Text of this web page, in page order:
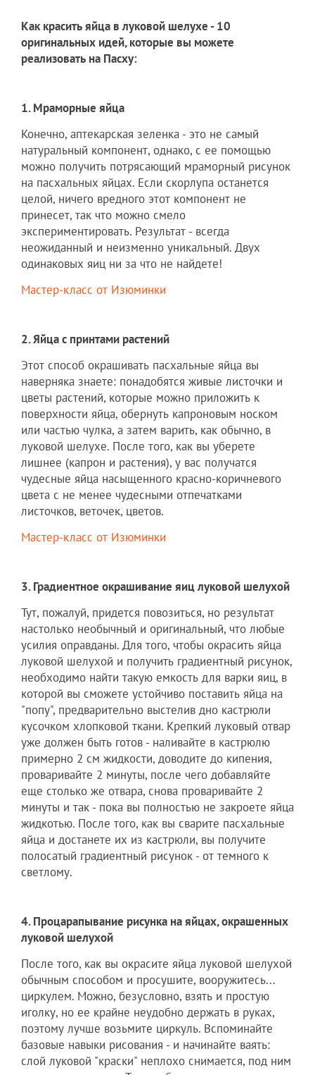
Как красить яйца в луковой шелухе - 10
оригинальных идей, которые вы можете
реализовать на Пасху:
1. Мраморные яйца
Конечно, аптекарская зеленка - это не самый
натуральный компонент, однако, с ее помощью
можно получить потрясающий мраморный рисунок
на пасхальных яйцах. Если скорлупа останется
целой, ничего вредного этот компонент не
принесет, так что можно смело
экспериментировать. Результат - всегда
неожиданный и неизменно уникальный. Двух
одинаковых яиц ни за что не найдете!
Мастер-класс от Изюминки
2. Яйца с принтами растений
Этот способ окрашивать пасхальные яйца вы
наверняка знаете: понадобятся живые листочки и
цветы растений, которые можно приложить к
поверхности яйца, обернуть капроновым носком
или частью чулка, а затем варить, как обычно, в
луковой шелухе. После того, как вы уберете
лишнее (капрон и растения), у вас получатся
чудесные яйца насыщенного красно-коричневого
цвета с не менее чудесными отпечатками
листочков, веточек, цветов.
Мастер-класс от Изюминки
3. Градиентное окрашивание яиц луковой шелухой
Тут, пожалуй, придется повозиться, но результат
настолько необычный и оригинальный, что любые
усилия оправданы. Для того, чтобы окрасить яйца
луковой шелухой и получить градиентный рисунок,
необходимо найти такую емкость для варки яиц, в
которой вы сможете устойчиво поставить яйца на
"попу", предварительно выстелив дно кастрюли
кусочком хлопковой ткани. Крепкий луковый отвар
уже должен быть готов - наливайте в кастрюлю
примерно 2 см жидкости, доводите до кипения,
проваривайте 2 минуты, после чего добавляйте
еще столько же отвара, снова проваривайте 2
минуты и так - пока вы полностью не закроете яйца
жидкотью. После того, как вы сварите пасхальные
яйца и достанете их из кастрюли, вы получите
полосатый градиентный рисунок - от темного к
светлому.
4. Процарапывание рисунка на яйцах, окрашенных
луковой шелухой
После того, как вы окрасите яйца луковой шелухой
обычным способом и просушите, вооружитесь...
циркулем. Можно, безусловно, взять и простую
иголку, но ее крайне неудобно держать в руках,
поэтому лучше возьмите циркуль. Вспоминайте
базовые навыки рисования - и начинайте ваять:
слой луковой "краски" неплохо снимается, под ним